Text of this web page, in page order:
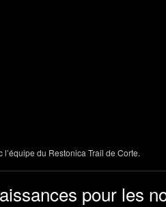
du Restonica Trail de Corte.
pour les